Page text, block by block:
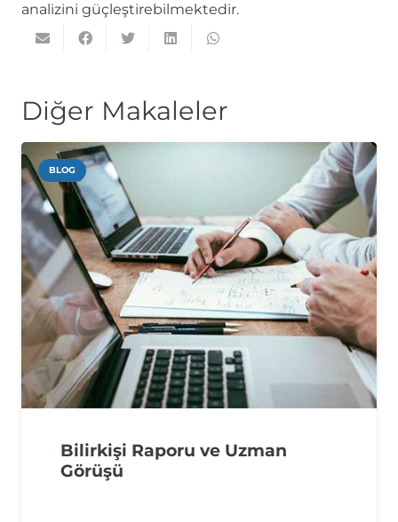
analizini güçleştirebilmektedir.
Diğer Makaleler
BLOG
Bilirkişi Raporu ve Uzman
Görüşü